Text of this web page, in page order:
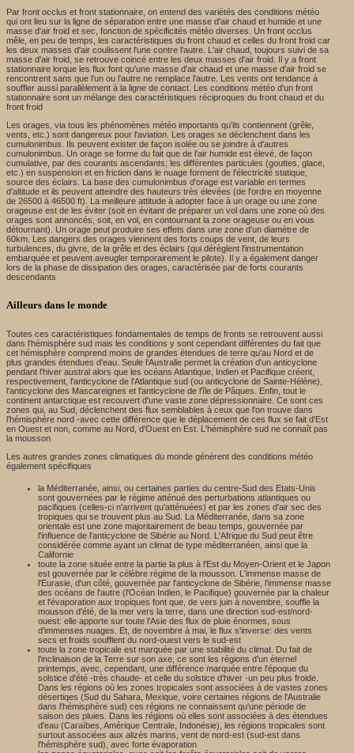
Par front occlus et front stationnaire, on entend des variétés des conditions météo
qui ont lieu sur la ligne de séparation entre une masse d'air chaud et humide et une
masse d'air froid et sec, fonction de spécificités météo diverses. Un front occlus
mêle, en peu de temps, les caractéristiques du front chaud et celles du front froid car
les deux masses d'air coulissent l'une contre l'autre. L'air chaud, toujours suivi de sa
masse d'air froid, se retrouve coincé entre les deux masses d'air froid. Il y a front
stationnaire lorque les flux font qu'une masse d'air chaud et une masse d'air froid se
rencontrent sans que l'un ou l'autre ne remplace l'autre. Les vents ont tendance à
souffler aussi parallèlement à la ligne de contact. Les conditions météo d'un front
stationnaire sont un mélange des caractéristiques réciproques du front chaud et du
front froid
Les orages, via tous les phénomènes météo importants qu'ils contiennent (grêle,
vents, etc.) sont dangereux pour l'aviation. Les orages se déclenchent dans les
cumulonimbus. Ils peuvent exister de façon isolée ou se joindre à d'autres
cumulonimbus. Un orage se forme du fait que de l'air humide est élevé, de façon
cumulative, par des courants ascendants; les différentes particules (gouttes, glace,
etc.) en suspension et en friction dans le nuage forment de l'électricité statique,
source des éclairs. La base des cumulonimbus d'orage est variable en termes
d'altitude et ils peuvent atteindre des hauteurs très élevées (de l'ordre en moyenne
de 26500 à 46500 ft). La meilleure attitude à adopter face à un orage ou une zone
orageuse est de les éviter (soit en évitant de préparer un vol dans une zone où des
orages sont annoncés, soit, en vol, en contournant la zone orageuse ou en vous
détournant). Un orage peut produire ses effets dans une zone d'un diamètre de
60km. Les dangers des orages viennent des forts coups de vent, de leurs
turbulences, du givre, de la grêle et des éclairs (qui dérèglent l'instrumentation
embarquée et peuvent aveugler temporairement le pilote). Il y a également danger
lors de la phase de dissipation des orages, caractérisée par de forts courants
descendants
Ailleurs dans le monde
Toutes ces caractéristiques fondamentales de temps de fronts se retrouvent aussi
dans l'hémisphère sud mais les conditions y sont cependant différentes du fait que
cet hémisphère comprend moins de grandes étendues de terre qu'au Nord et de
plus grandes étendues d'eau. Seule l'Australie permet la création d'un anticyclone
pendant l'hiver austral alors que les océans Atlantique, Indien et Pacifique créent,
respectivement, l'anticyclone de l'Atlantique sud (ou anticyclone de Sainte-Hélène),
l'anticyclone des Mascareignes et l'anticyclone de l'île de Pâques. Enfin, tout le
continent antarctique est recouvert d'une vaste zone dépressionnaire. Ce sont ces
zones qui, au Sud, déclenchent des flux semblables à ceux que l'on trouve dans
l'hémisphère nord -avec cette différence que le déplacement de ces flux se fait d'Est
en Ouest et non, comme au Nord, d'Ouest en Est. L'hémisphère sud ne connaît pas
la mousson
Les autres grandes zones climatiques du monde génèrent des conditions météo
également spécifiques
la Méditerranée, ainsi, ou certaines parties du centre-Sud des Etats-Unis
sont gouvernées par le régime atténué des perturbations atlantiques ou
pacifiques (celles-ci n'arrivent qu'atténuées) et par les zones d'air sec des
tropiques qui se trouvent plus au Sud. La Méditerranée, dans sa zone
orientale est une zone majoritairement de beau temps, gouvernée par
l'influence de l'anticyclone de Sibérie au Nord. L'Afrique du Sud peut être
considérée comme ayant un climat de type méditerranéen, ainsi que la
Californie
toute la zone située entre la partie la plus à l'Est du Moyen-Orient et le Japon
est gouvernée par le célèbre régime de la mousson. L'immense masse de
l'Eurasie, d'un côté, gouvernée par l'anticyclone de Sibérie, l'immense masse
des océans de l'autre (l'Océan Indien, le Pacifique) gouvernée par la chaleur
et l'évaporation aux tropiques font que, de vers juin à novembre, souffle la
mousson d'été, de la mer vers la terre, dans une direction sud-est/nord-
ouest: elle apporte sur toute l'Asie des flux de pluie énormes, sous
d'immenses nuages. Et, de novembre à mai, le flux s'inverse: des vents
secs et froids soufflent du nord-ouest vers le sud-est
toute la zone tropicale est marquée par une stabilité du climat. Du fait de
l'inclinaison de la Terre sur son axe, ce sont les régions d'un éternel
printemps, avec, cependant, une différence marquée entre l'époque du
solstice d'été -très chaude- et celle du solstice d'hiver -un peu plus froide.
Dans les régions où les zones tropicales sont associées à de vastes zones
désertiqes (Sud du Sahara, Mexique, voire certaines régions de l'Australie
dans l'hémisphère sud) ces régions ne connaissent qu'une période de
saison des pluies. Dans les régions où elles sont associées à des étendues
d'eau (Caraïbes, Amérique Centrale, Indonésie), les régions tropicales sont
surtout associées aux alizés marins, vent de nord-est (sud-est dans
l'hémisphère sud), avec forte évaporation